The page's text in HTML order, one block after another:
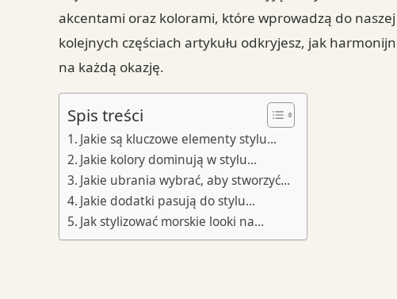
akcentami oraz kolorami, które wprowadzą do
kolejnych częściach artykułu odkryjesz, jak
na każdą okazję.
Spis treści
Jakie są kluczowe elementy stylu…
Jakie kolory dominują w stylu…
Jakie ubrania wybrać, aby stworzyć…
Jakie dodatki pasują do stylu…
Jak stylizować morskie looki na…